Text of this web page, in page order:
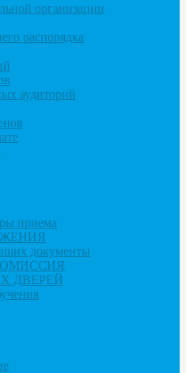
организации
распорядка
аудиторий
приема
документы
ДВЕРЕЙ